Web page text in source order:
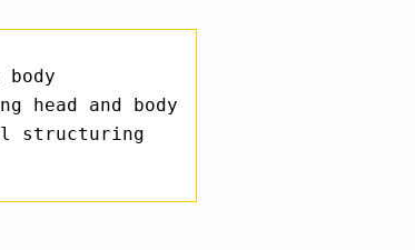
head and body
structuring